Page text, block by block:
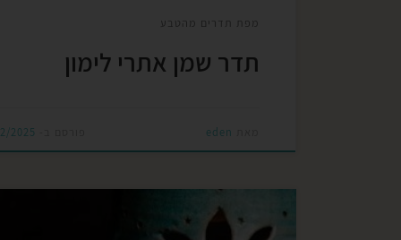
מפת תדרים מהטבע
תדר שמן אתרי לימון
eden
2025
ארומקולוגיה היא ענף מדעי של תורת